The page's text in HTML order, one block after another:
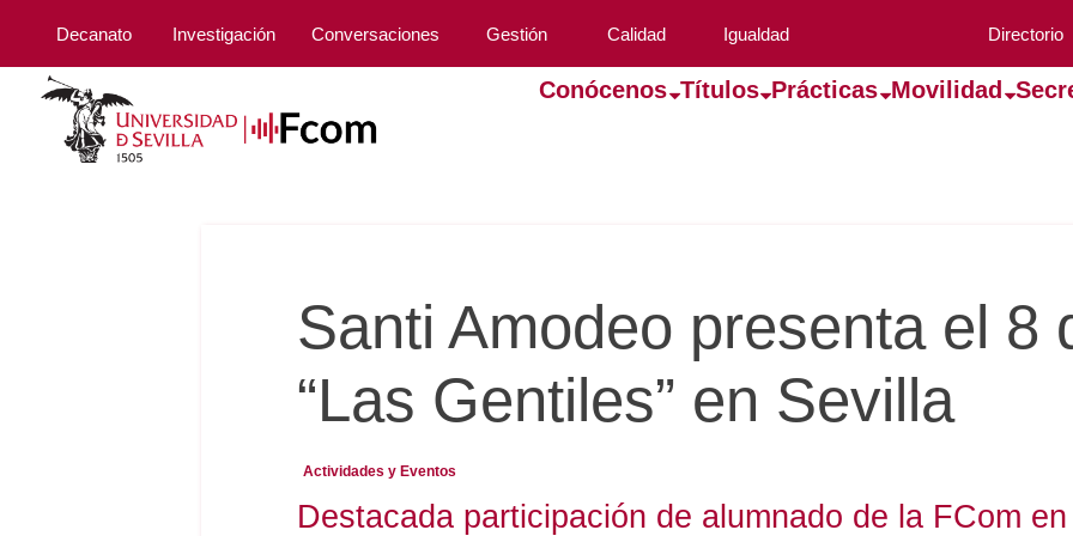
Decanato Investigación Conversaciones Gestión Calidad Igualdad Directorio
Conócenos Títulos Prácticas Movilidad
Santi Amodeo presenta el 8
“Las Gentiles” en Sevilla
Actividades y Eventos
Destacada participación de alumnado de la FCom